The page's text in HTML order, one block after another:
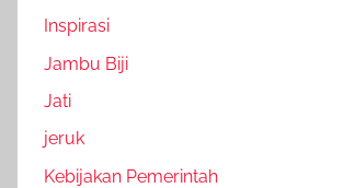
Inspirasi
Jambu Biji
Jati
jeruk
Kebijakan Pemerintah